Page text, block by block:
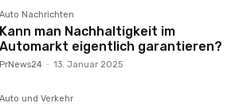
Auto Nachrichten
Kann man Nachhaltigkeit im
Automarkt eigentlich garantieren?
PrNews24 - 13. Januar 2025
Auto und Verkehr